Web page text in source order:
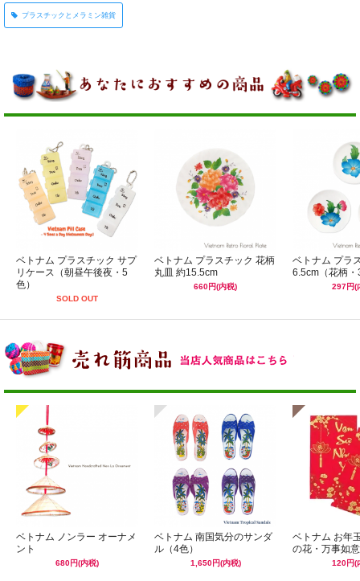
プラスチックとメラミン雑貨
ベトナム プラスチック サプ
リケース（朝昼午後夜・5
色）
SOLD OUT
ベトナム プラスチック 花柄
丸皿 約15.5cm
660円(内税)
ベトナム プラ
6.5cm（花柄・
297円(
ベトナム ノンラー オーナメ
ント
680円(内税)
ベトナム 南国気分のサンダ
ル（4色）
1,650円(内税)
ベトナム お年
の花・万事如意
120円(